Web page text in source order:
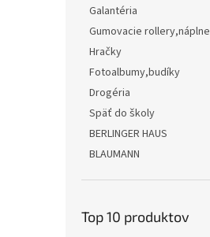
Galantéria
Gumovacie rollery,náplne
Hračky
Fotoalbumy,budíky
Drogéria
Späť do školy
BERLINGER HAUS
BLAUMANN
Top 10 produktov